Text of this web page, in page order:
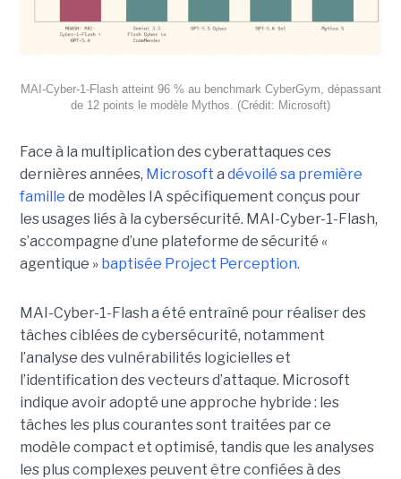
MAI-Cyber-1-Flash atteint 96 % au benchmark CyberGym, dépassant
de 12 points le modèle Mythos. (Crédit: Microsoft)
Face à la multiplication des cyberattaques ces
dernières années, Microsoft a dévoilé sa première
famille de modèles IA spécifiquement conçus pour
les usages liés à la cybersécurité. MAI-Cyber-1-Flash,
s’accompagne d’une plateforme de sécurité «
agentique » baptisée Project Perception.
MAI-Cyber-1-Flash a été entraîné pour réaliser des
tâches ciblées de cybersécurité, notamment
l’analyse des vulnérabilités logicielles et
l’identification des vecteurs d’attaque. Microsoft
indique avoir adopté une approche hybride : les
tâches les plus courantes sont traitées par ce
modèle compact et optimisé, tandis que les analyses
les plus complexes peuvent être confiées à des